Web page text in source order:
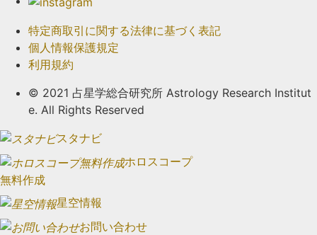
特定商取引に関する法律に基づく表記
個人情報保護規定
利用規約
© 2021 占星学総合研究所 Astrology Research Institut
e. All Rights Reserved
スタナビ
ホロスコープ
無料作成
星空情報
お問い合わせ